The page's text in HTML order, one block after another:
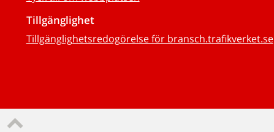
Tillgänglighet
Tillgänglighetsredogörelse för bransch.trafikverket.se